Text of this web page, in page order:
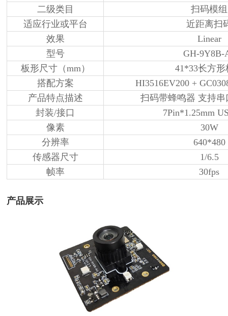
二级类目
扫码模组
适应行业或平台
近距离扫
效果
Linear
型号
GH-9Y8B-
板形尺寸（mm）
41*33长方形
搭配方案
HI3516EV200 +
产品特点描述
扫码带蜂鸣器 支持串
封装/接口
7Pin*1.25mm
像素
30W
分辨率
640*480
传感器尺寸
1/6.5
帧率
30fps
产品展示